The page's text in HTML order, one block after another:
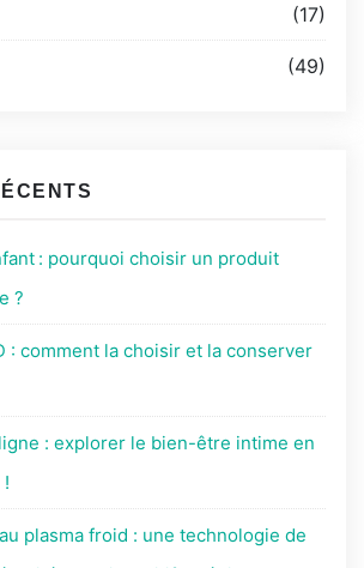
(17)
(49)
: pourquoi choisir un produit
?
: comment la choisir et la conserver
: explorer le bien-être intime en
plasma froid : une technologie de